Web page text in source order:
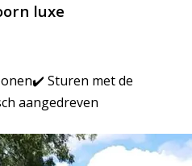
luxe
✔️ Sturen met de
aangedreven